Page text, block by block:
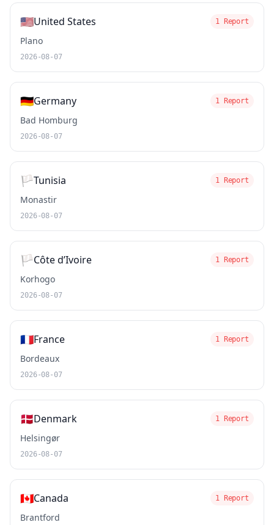
🇺🇸United States 1 Report
Plano
2026-08-07
🇩🇪Germany 1 Report
Bad Homburg
2026-08-07
🏳️Tunisia 1 Report
Monastir
2026-08-07
🏳️Côte d’Ivoire 1 Report
Korhogo
2026-08-07
🇫🇷France 1 Report
Bordeaux
2026-08-07
🇩🇰Denmark 1 Report
Helsingør
2026-08-07
🇨🇦Canada 1 Report
Brantford